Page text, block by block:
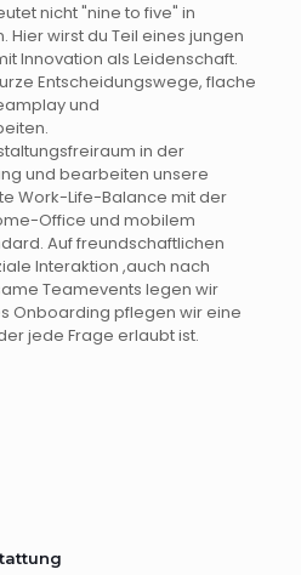
nicht "nine to five" in
Hier wirst du Teil eines jungen
Innovation als Leidenschaft.
Entscheidungswege, flache
und
in der
und bearbeiten unsere
Work-Life-Balance mit der
Office und mobilem
Auf freundschaftlichen
Interaktion ,auch nach
Teamevents legen wir
Onboarding pflegen wir eine
jede Frage erlaubt ist.